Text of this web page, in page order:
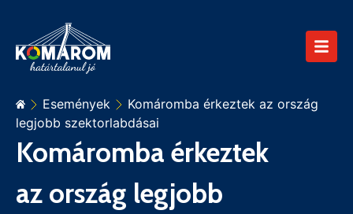
Események
Komáromba érkeztek az ország
legjobb szektorlabdásai
Komáromba érkeztek
az ország legjobb